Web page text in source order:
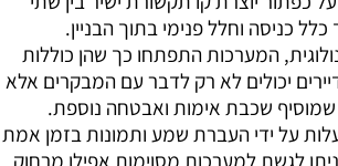
כניסה וחלל פנימי בתוך הבניין.
המערכות התפתחו כך שהן כוללות
יכולים לא רק לדבר עם המבקרים אלא
שכבת אימות ואבטחה נוספת.
על ידי העברת שמע ותמונות בזמן אמת
לגשת למערכות מסוימות אפילו מרחוק